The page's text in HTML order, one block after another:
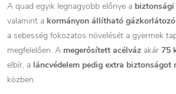
A quad egyik legnagyobb előnye a
valamint a kormányon állítható gázkorlátozó
a sebesség fokozatos növelését a gyermek
megfelelően. A megerősített acélváz akár 75
elbír, a láncvédelem pedig extra biztonságot
közben.